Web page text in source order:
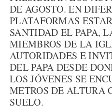
DE AGOSTO. EN
PLATAFORMAS
SANTIDAD EL PAPA,
MIEMBROS DE LA
AUTORIDADES E
DEL PAPA DESDE
LOS JÓVENES SE
METROS DE ALTURA
SUELO.